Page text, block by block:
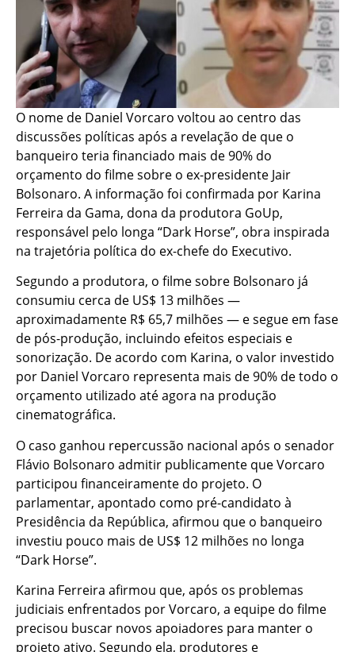
O nome de Daniel Vorcaro voltou ao centro das
discussões políticas após a revelação de que o
banqueiro teria financiado mais de 90% do
orçamento do filme sobre o ex-presidente Jair
Bolsonaro. A informação foi confirmada por Karina
Ferreira da Gama, dona da produtora GoUp,
responsável pelo longa “Dark Horse”, obra inspirada
na trajetória política do ex-chefe do Executivo.
Segundo a produtora, o filme sobre Bolsonaro já
consumiu cerca de US$ 13 milhões —
aproximadamente R$ 65,7 milhões — e segue em fase
de pós-produção, incluindo efeitos especiais e
sonorização. De acordo com Karina, o valor investido
por Daniel Vorcaro representa mais de 90% de todo o
orçamento utilizado até agora na produção
cinematográfica.
O caso ganhou repercussão nacional após o senador
Flávio Bolsonaro admitir publicamente que Vorcaro
participou financeiramente do projeto. O
parlamentar, apontado como pré-candidato à
Presidência da República, afirmou que o banqueiro
investiu pouco mais de US$ 12 milhões no longa
“Dark Horse”.
Karina Ferreira afirmou que, após os problemas
judiciais enfrentados por Vorcaro, a equipe do filme
precisou buscar novos apoiadores para manter o
projeto ativo. Segundo ela, produtores e